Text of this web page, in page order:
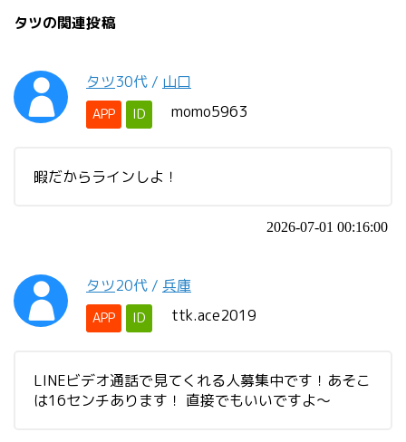
タツの関連投稿
タツ30代 / 山口
APP ID momo5963
暇だからラインしよ！
2026-07-01 00:16:00
タツ20代 / 兵庫
APP ID ttk.ace2019
LINEビデオ通話で見てくれる人募集中です！あそこ
は16センチあります！ 直接でもいいですよ〜